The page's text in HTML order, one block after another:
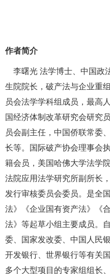
作者简介
李曙光 法学博士、中国政
生院院长，破产法与企业重
员会法学学科组成员，最高
国经济体制改革研究会研究
员会副主任，中国侨联常委
长等。国际破产协会理事会
籍会员，美国哈佛大学法学
法院应用法学研究所副所长
发行审核委员会委员。是全
法》《企业国有资产法》《
法》等起草小组主要成员。
委、国家发改委、中国人民
开发银行、世界银行等有关
多个大型项目的专家组组长